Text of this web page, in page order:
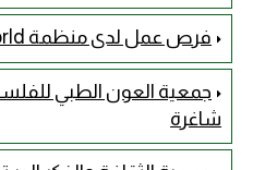
فرص عمل لدى منظمة WeWorld
جمعية العون الطبي
شاغرة